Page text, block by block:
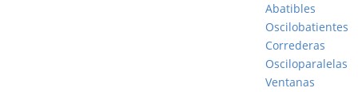
Abatibles
Oscilobatientes
Correderas
Osciloparalelas
Ventanas